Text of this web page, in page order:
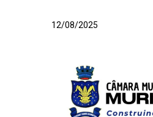
12/08/2025